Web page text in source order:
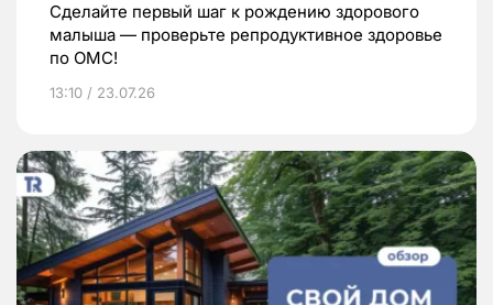
Сделайте первый шаг к рождению здорового
малыша — проверьте репродуктивное здоровье
по ОМС!
13:10 / 23.07.26